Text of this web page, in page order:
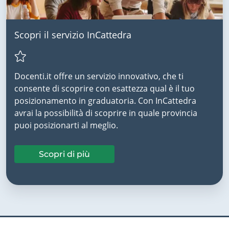
Scopri il servizio InCattedra
Docenti.it offre un servizio innovativo, che ti
consente di scoprire con esattezza qual è il tuo
posizionamento in graduatoria. Con InCattedra
avrai la possibilità di scoprire in quale provincia
puoi posizionarti al meglio.
Scopri di più